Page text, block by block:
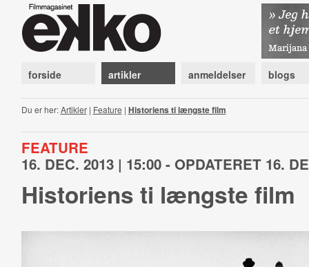
forside artikler anmeldelser blogs
Du er her:Artikler| Feature | Historiens ti længste film
FEATURE
16. DEC. 2013 | 15:00 - OPDATERET 16.
Historiens ti længste film